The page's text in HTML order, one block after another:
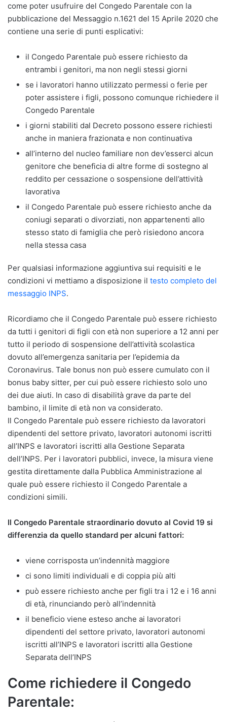
come poter usufruire del Congedo Parentale con la
pubblicazione del Messaggio n.1621 del 15 Aprile 2020 che
contiene una serie di punti esplicativi:
il Congedo Parentale può essere richiesto da
entrambi i genitori, ma non negli stessi giorni
se i lavoratori hanno utilizzato permessi o ferie per
poter assistere i figli, possono comunque richiedere il
Congedo Parentale
i giorni stabiliti dal Decreto possono essere richiesti
anche in maniera frazionata e non continuativa
all’interno del nucleo familiare non dev’esserci alcun
genitore che beneficia di altre forme di sostegno al
reddito per cessazione o sospensione dell’attività
lavorativa
il Congedo Parentale può essere richiesto anche da
coniugi separati o divorziati, non appartenenti allo
stesso stato di famiglia che però risiedono ancora
nella stessa casa
Per qualsiasi informazione aggiuntiva sui requisiti e le
condizioni vi mettiamo a disposizione il testo completo del
messaggio INPS.
Ricordiamo che il Congedo Parentale può essere richiesto
da tutti i genitori di figli con età non superiore a 12 anni per
tutto il periodo di sospensione dell’attività scolastica
dovuto all’emergenza sanitaria per l’epidemia da
Coronavirus. Tale bonus non può essere cumulato con il
bonus baby sitter, per cui può essere richiesto solo uno
dei due aiuti. In caso di disabilità grave da parte del
bambino, il limite di età non va considerato.
Il Congedo Parentale può essere richiesto da lavoratori
dipendenti del settore privato, lavoratori autonomi iscritti
all’INPS e lavoratori iscritti alla Gestione Separata
dell’INPS. Per i lavoratori pubblici, invece, la misura viene
gestita direttamente dalla Pubblica Amministrazione al
quale può essere richiesto il Congedo Parentale a
condizioni simili.
Il Congedo Parentale straordinario dovuto al Covid 19 si
differenzia da quello standard per alcuni fattori:
viene corrisposta un’indennità maggiore
ci sono limiti individuali e di coppia più alti
può essere richiesto anche per figli tra i 12 e i 16 anni
di età, rinunciando però all’indennità
il beneficio viene esteso anche ai lavoratori
dipendenti del settore privato, lavoratori autonomi
iscritti all’INPS e lavoratori iscritti alla Gestione
Separata dell’INPS
Come richiedere il Congedo
Parentale: